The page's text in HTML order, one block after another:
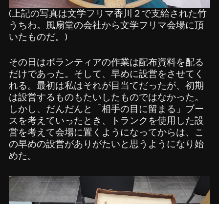
(上記の写真は文学フリマ香川２で支給された竹
うちわ。風扇堂の会社から文学フリマ会場に頂
いたものだ。)
その日はボランティアの作業は配布資料を配る
だけであった。そして、早めに設営をさせてく
れる。最初は私はそれが目当てだったが、初期
は設営するものもたいしたものではなかった。
しかし、だんだんと「相手の目に留まる」ブー
スを考えていったとき、トランクを使用した設
営を考えて会場に置くようになってからは、こ
の早めの設営がありがたいと思うようになり始
めた。